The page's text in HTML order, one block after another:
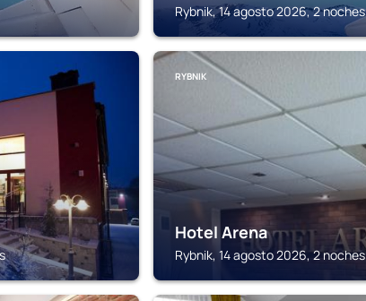
Rybnik, 14 agosto 2026, 2 noches
RYBNIK
Hotel Arena
Rybnik, 14 agosto 2026, 2 noches